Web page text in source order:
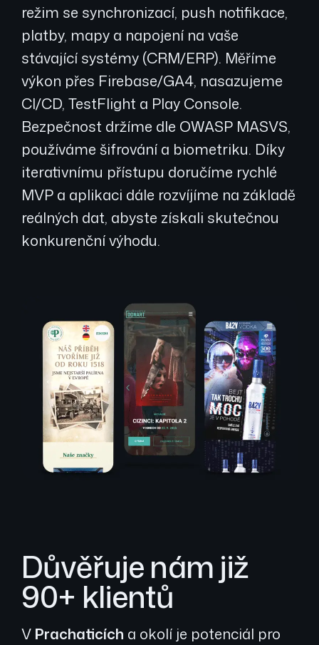
režim se synchronizací, push notifikace,
platby, mapy a napojení na vaše
stávající systémy (CRM/ERP). Měříme
výkon přes Firebase/GA4, nasazujeme
CI/CD, TestFlight a Play Console.
Bezpečnost držíme dle OWASP MASVS,
používáme šifrování a biometriku. Díky
iterativnímu přístupu doručíme rychlé
MVP a aplikaci dále rozvíjíme na základě
reálných dat, abyste získali skutečnou
konkurenční výhodu.
Důvěřuje nám již
90+ klientů
V Prachaticích a okolí je potenciál pro